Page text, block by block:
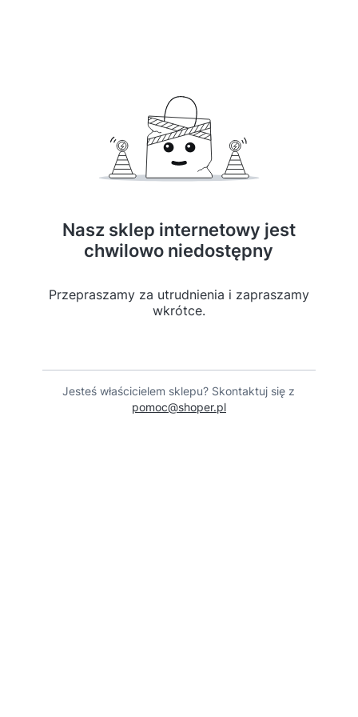
Nasz sklep internetowy jest
chwilowo niedostępny
Przepraszamy za utrudnienia i zapraszamy
wkrótce.
Jesteś właścicielem sklepu? Skontaktuj się z
pomoc@shoper.pl